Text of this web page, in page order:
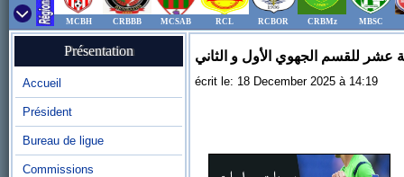
MCBH CRBBB MCSAB RCL RCBOR CRBMz MBSC
Présentation
Accueil
Président
Bureau de ligue
Commissions
عشر للقسم الجهوي الأول و الثاني
écrit le: 18 December 2025 à 14:19